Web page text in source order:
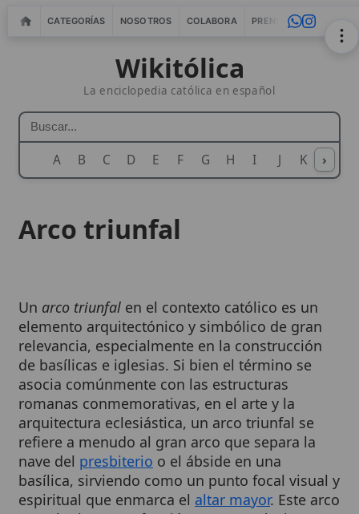
CATEGORÍAS NOSOTROS COLABORA PRENSA WEBMASTERS
Wikitólica
La enciclopedia católica en español
A B C D E F G H I J K L M
›
relevancia, especialmente en la construcción
de basílicas e iglesias. Si bien el término se
asocia comúnmente con las estructuras
romanas conmemorativas, en el arte y la
arquitectura eclesiástica, un arco triunfal se
refiere a menudo al gran arco que separa la
nave delpresbiterioo el ábside en una
basílica, sirviendo como un punto focal visual y
espiritual que enmarca el altar mayor
. Este arco
no solo tiene una función estructural, sino que
también porta un profundo significado
teológico, simbolizando la entrada a lo